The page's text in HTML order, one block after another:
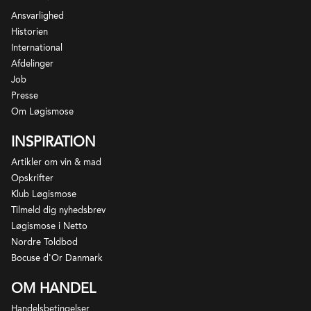
Ansvarlighed
Historien
International
Afdelinger
Job
Presse
Om Løgismose
INSPIRATION
Artikler om vin & mad
Opskrifter
Klub Løgismose
Tilmeld dig nyhedsbrev
Løgismose i Netto
Nordre Toldbod
Bocuse d'Or Danmark
OM HANDEL
Handelsbetingelser